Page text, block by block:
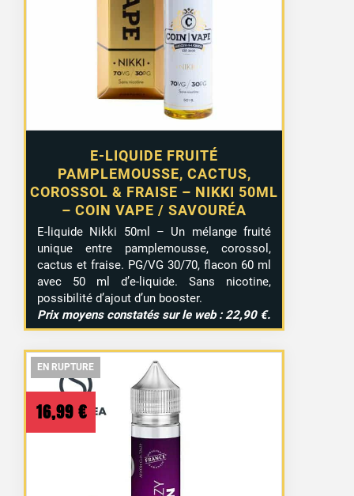
E-LIQUIDE FRUITÉ
PAMPLEMOUSSE, CACTUS,
COROSSOL & FRAISE – NIKKI 50ML
– COIN VAPE / SAVOURÉA
E-liquide Nikki 50ml – Un mélange fruité
unique entre pamplemousse, corossol,
cactus et fraise. PG/VG 30/70, flacon 60 ml
avec 50 ml d’e-liquide. Sans nicotine,
possibilité d’ajout d’un booster.
Prix moyens constatés sur le web : 22,90 €.
EN RUPTURE
EN RUPTURE
16,99 €
EN RUPTURE